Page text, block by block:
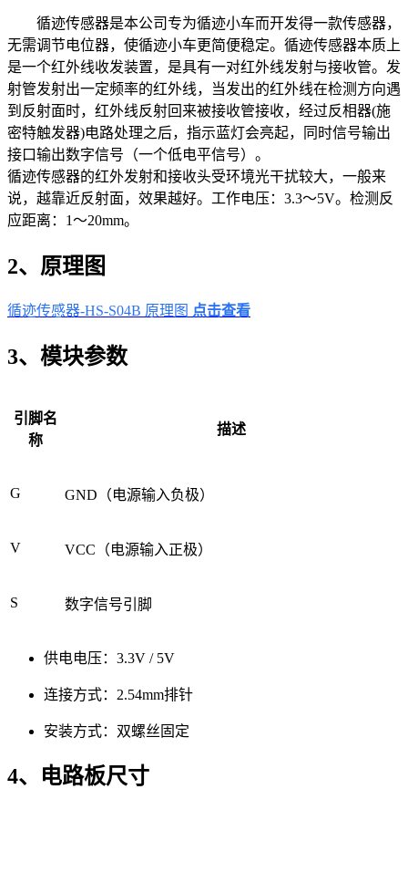
循迹传感器是本公司专为循迹小车而开发得一款传感器，
无需调节电位器，使循迹小车更简便稳定。循迹传感器本质上
是一个红外线收发装置，是具有一对红外线发射与接收管。发
射管发射出一定频率的红外线，当发出的红外线在检测方向遇
到反射面时，红外线反射回来被接收管接收，经过反相器(施
密特触发器)电路处理之后，指示蓝灯会亮起，同时信号输出
接口输出数字信号（一个低电平信号）。
循迹传感器的红外发射和接收头受环境光干扰较大，一般来
说，越靠近反射面，效果越好。工作电压：3.3～5V。检测反
应距离：1～20mm。
2、原理图
循迹传感器-HS-S04B 原理图 点击查看
3、模块参数
引脚名
称
描述
G GND（电源输入负极）
V VCC（电源输入正极）
S 数字信号引脚
供电电压：3.3V / 5V
连接方式：2.54mm排针
安装方式：双螺丝固定
4、电路板尺寸